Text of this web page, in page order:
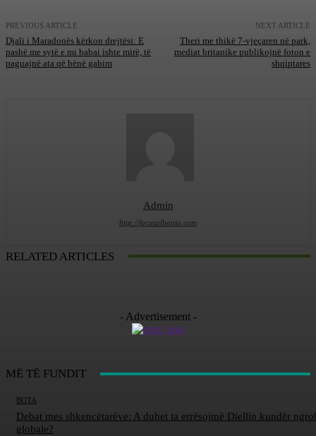
PREVIOUS ARTICLE
Djali i Maradonës kërkon drejtësi: E
pashë me sytë e mi babai ishte mirë, të
paguajnë ata që bënë gabim
NEXT ARTICLE
Theri me thikë 7-vjeçaren në park,
mediat britanike publikojnë foton e
shqiptares
Admin
http://focusalbania.com
RELATED ARTICLES
- Advertisement -
MË TË FUNDIT
BOTA
Debat mes shkencëtarëve: A duhet ta errësojmë Diellin kundër
globale?